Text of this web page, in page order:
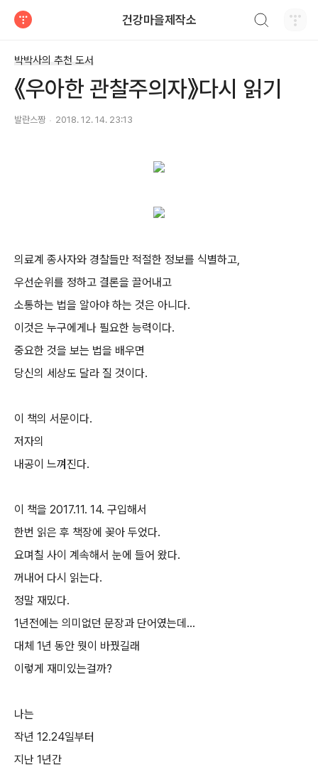
건강마을제작소
박박사의 추천 도서
《우아한 관찰주의자》다시 읽기
발란스짱 2018. 12. 14. 23:13
의료계 종사자와 경찰들만 적절한 정보를 식별하고,
우선순위를 정하고 결론을 끌어내고
소통하는 법을 알아야 하는 것은 아니다.
이것은 누구에게나 필요한 능력이다.
중요한 것을 보는 법을 배우면
당신의 세상도 달라 질 것이다.
이 책의 서문이다.
저자의
내공이 느껴진다.
이 책을 2017.11. 14. 구입해서
한번 읽은 후 책장에 꽂아 두었다.
요며칠 사이 계속해서 눈에 들어 왔다.
꺼내어 다시 읽는다.
정말 재밌다.
1년전에는 의미없던 문장과 단어였는데...
대체 1년 동안 뭣이 바꿨길래
이렇게 재미있는걸까?
나는
작년 12.24일부터
지난 1년간